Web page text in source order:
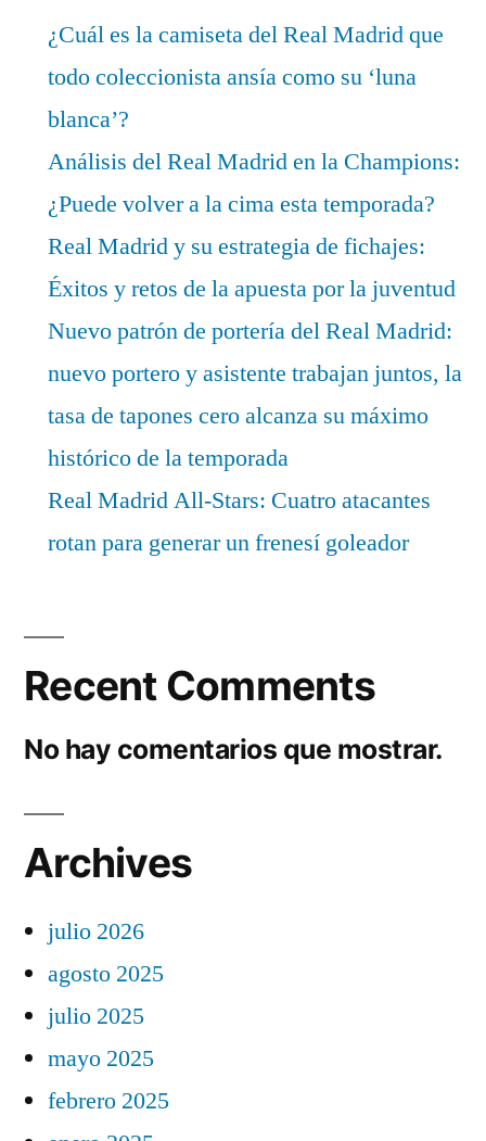
¿Cuál es la camiseta del Real Madrid que
todo coleccionista ansía como su ‘luna
blanca’?
Análisis del Real Madrid en la Champions:
¿Puede volver a la cima esta temporada?
Real Madrid y su estrategia de fichajes:
Éxitos y retos de la apuesta por la juventud
Nuevo patrón de portería del Real Madrid:
nuevo portero y asistente trabajan juntos, la
tasa de tapones cero alcanza su máximo
histórico de la temporada
Real Madrid All-Stars: Cuatro atacantes
rotan para generar un frenesí goleador
Recent Comments
No hay comentarios que mostrar.
Archives
julio 2026
agosto 2025
julio 2025
mayo 2025
febrero 2025